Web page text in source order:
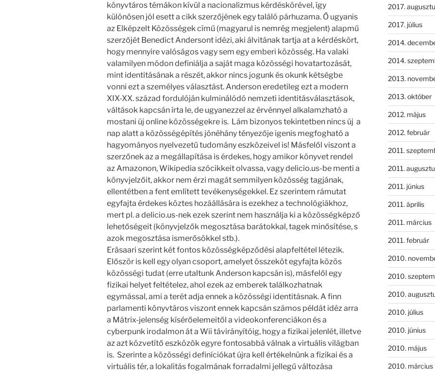
könyvtáros témákon kívül a nacionalizmus kérdéskörével, így
különösen jól esett a cikk szerzőjének egy találó párhuzama. Ő ugyanis
az Elképzelt Közösségek című (magyarul is nemrég megjelent) alapmű
szerzőjét Benedict Andersont idézi, aki álvitának tartja at a kérdéskört,
hogy mennyire valóságos vagy sem egy emberi közösség. Ha valaki
valamilyen módon definiálja a saját maga közösségi hovatartozását,
mint identitásának a részét, akkor nincs jogunk és okunk kétségbe
vonni ezt a személyes választást. Anderson eredetileg ezt a modern
XIX-XX. század fordulóján kulminálódó nemzeti identitásválasztások,
váltások kapcsán írta le, de ugyanezzel az érvénnyel alkalamzható a
mostani új online közösségekre is. Lám bizonyos tekintetben nincs új a
nap alatt a közösségépítés jónéhány tényezője igenis megfogható a
hagyományos nyelvezetű tudomány eszközeivel is! Másfelől viszont a
szerzőnek az a megállapítása is érdekes, hogy amikor könyvet rendel
az Amazonon, Wikipedia szócikkeit olvassa, vagy delicio.us-be menti a
könyvjelzőit, akkor nem érzi magát semmilyen közösség tagjának,
ellentétben a fent említett tevékenységekkel. Ez szerintem rámutat
egyfajta érdekes köztes hozáállására is ezekhez a technológiákhoz,
mert pl. a delicio.us-nek ezek szerint nem használja ki a közösségképző
lehetőségeit (könyvjelzők megosztása barátokkal, tagek minősítése, s
azok megosztása ismerősökkel stb.).
Eräsaari szerint két fontos közösségképződési alapfeltétel létezik.
Először is kell egy olyan csoport, amelyet összeköt egyfajta közös
közösségi tudat (erre utaltunk Anderson kapcsán is), másfelől egy
fizikai helyet feltételez, ahol ezek az emberek találkozhatnak
egymással, ami a terét adja ennek a közösségi identitásnak. A finn
parlamenti könyvtáros viszont ennek kapcsán számos példát idéz arra
a Mátrix-jelenség kísérőelemeitől a videokonferenciákon és a
cyberpunk irodalmon át a Wii távirányítóig, hogy a fizikai jelenlét, illetve
az azt közvetítő eszközök egyre fontosabbá válnak a virtuális világban
is. Szerinte a közösségi definíciókat újra kell értékelnünk a fizikai és a
virtuális tér, a lokalitás fogalmának forradalmi jellegű változása
2017.
2017. július
2014.
2014.
2013.
2013. október
2012. május
2012. február
2011.
2011.
2011. június
2011. április
2011. március
2011. február
2010.
2010.
2010.
2010. július
2010. június
2010. május
2010. március